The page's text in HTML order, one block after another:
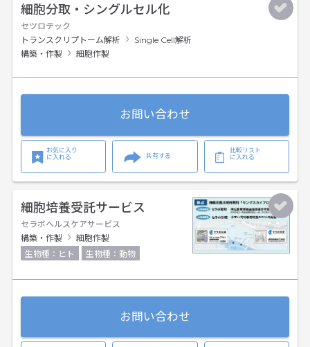
細胞分取・シングルセル化
セツロテック
トランスクリプトーム解析
Single Cell解析
構築・作製
細胞作製
お問い合わせ
お気に入り
に入れる
共有する
比較リスト
に入れる
細胞培養受託サービス
セラボヘルスケアサービス
構築・作製
細胞作製
生物種：ヒト
生物種：動物
お問い合わせ